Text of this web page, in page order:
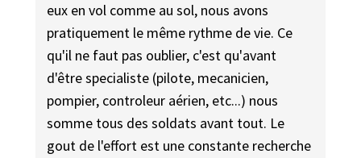
eux en vol comme au sol, nous avons
pratiquement le même rythme de vie. Ce
qu'il ne faut pas oublier, c'est qu'avant
d'être specialiste (pilote, mecanicien,
pompier, controleur aérien, etc...) nous
somme tous des soldats avant tout. Le
gout de l'effort est une constante recherche